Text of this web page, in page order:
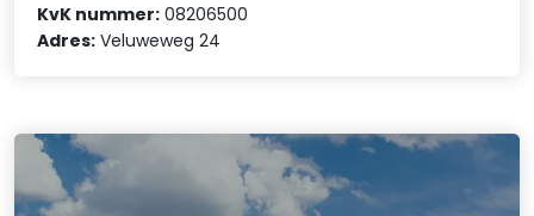
KvK nummer: 08206500
Adres: Veluweweg 24